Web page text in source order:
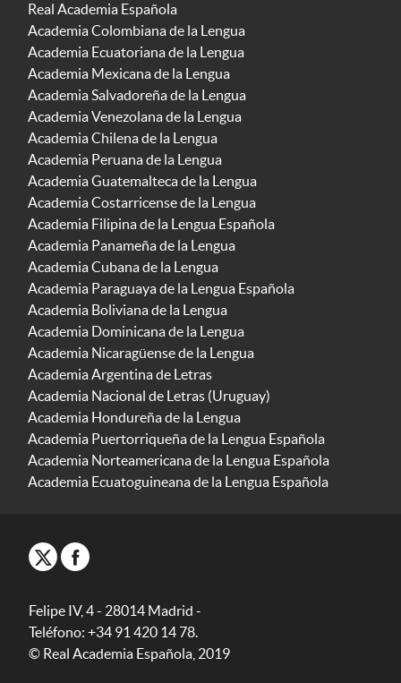
Real Academia Española
Academia Colombiana de la Lengua
Academia Ecuatoriana de la Lengua
Academia Mexicana de la Lengua
Academia Salvadoreña de la Lengua
Academia Venezolana de la Lengua
Academia Chilena de la Lengua
Academia Peruana de la Lengua
Academia Guatemalteca de la Lengua
Academia Costarricense de la Lengua
Academia Filipina de la Lengua Española
Academia Panameña de la Lengua
Academia Cubana de la Lengua
Academia Paraguaya de la Lengua Española
Academia Boliviana de la Lengua
Academia Dominicana de la Lengua
Academia Nicaragüense de la Lengua
Academia Argentina de Letras
Academia Nacional de Letras (Uruguay)
Academia Hondureña de la Lengua
Academia Puertorriqueña de la Lengua Española
Academia Norteamericana de la Lengua Española
Academia Ecuatoguineana de la Lengua Española
Felipe IV, 4 - 28014 Madrid -
Teléfono: +34 91 420 14 78.
© Real Academia Española, 2019